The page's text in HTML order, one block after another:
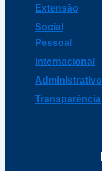
Extensão
Social
Pessoal
Internacional
Administrativo
Transparência